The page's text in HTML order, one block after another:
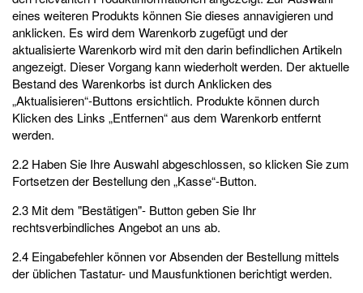
eines weiteren Produkts können Sie dieses annavigieren und
anklicken. Es wird dem Warenkorb zugefügt und der
aktualisierte Warenkorb wird mit den darin befindlichen Artikeln
angezeigt. Dieser Vorgang kann wiederholt werden. Der aktuelle
Bestand des Warenkorbs ist durch Anklicken des
„Aktualisieren“-Buttons ersichtlich. Produkte können durch
Klicken des Links „Entfernen“ aus dem Warenkorb entfernt
werden.
2.2 Haben Sie Ihre Auswahl abgeschlossen, so klicken Sie zum
Fortsetzen der Bestellung den „Kasse“-Button.
2.3 Mit dem "Bestätigen"- Button geben Sie Ihr
rechtsverbindliches Angebot an uns ab.
2.4 Eingabefehler können vor Absenden der Bestellung mittels
der üblichen Tastatur- und Mausfunktionen berichtigt werden.